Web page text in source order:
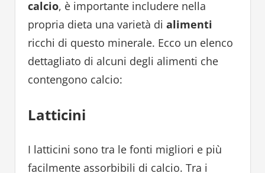
calcio, è importante includere nella
propria dieta una varietà di alimenti
ricchi di questo minerale. Ecco un elenco
dettagliato di alcuni degli alimenti che
contengono calcio:
Latticini
I latticini sono tra le fonti migliori e più
facilmente assorbibili di calcio. Tra i